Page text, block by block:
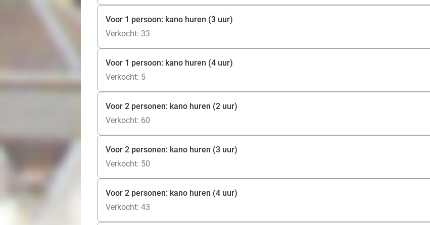
Voor 1 persoon: kano huren (3 uur)
Verkocht: 33
Voor 1 persoon: kano huren (4 uur)
Verkocht: 5
Voor 2 personen: kano huren (2 uur)
Verkocht: 60
Voor 2 personen: kano huren (3 uur)
Verkocht: 50
Voor 2 personen: kano huren (4 uur)
Verkocht: 43